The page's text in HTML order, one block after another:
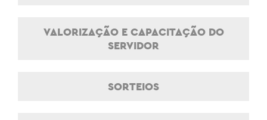
VALORIZAÇÃO E CAPACITAÇÃO DO
SERVIDOR
SORTEIOS